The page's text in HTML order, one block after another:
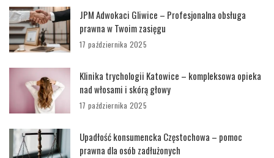
JPM Adwokaci Gliwice – Profesjonalna obsługa
prawna w Twoim zasięgu
17 października 2025
Klinika trychologii Katowice – kompleksowa opieka
nad włosami i skórą głowy
17 października 2025
Upadłość konsumencka Częstochowa – pomoc
prawna dla osób zadłużonych